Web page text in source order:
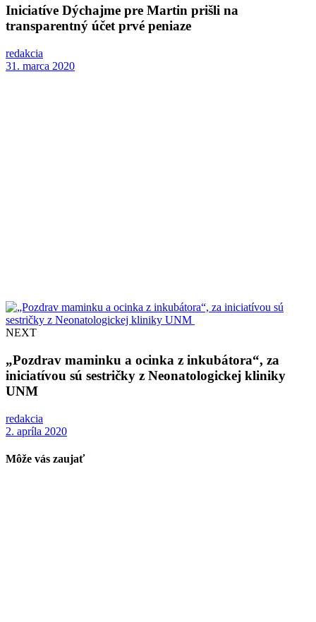
Iniciatíve Dýchajme pre Martin prišli na
transparentný účet prvé peniaze
redakcia
31. marca 2020
NEXT
„Pozdrav maminku a ocinka z inkubátora“, za
iniciatívou sú sestričky z Neonatologickej kliniky
UNM
redakcia
2. apríla 2020
Môže vás zaujať